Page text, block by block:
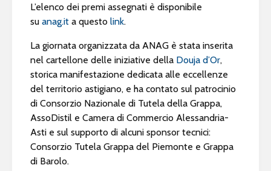
L’elenco dei premi assegnati è disponibile
su anag.it a questo link.
La giornata organizzata da ANAG è stata inserita
nel cartellone delle iniziative della Douja d’Or,
storica manifestazione dedicata alle eccellenze
del territorio astigiano, e ha contato sul patrocinio
di Consorzio Nazionale di Tutela della Grappa,
AssoDistil e Camera di Commercio Alessandria-
Asti e sul supporto di alcuni sponsor tecnici:
Consorzio Tutela Grappa del Piemonte e Grappa
di Barolo.